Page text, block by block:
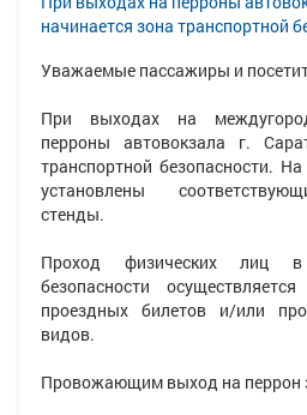
начинается зона транспортной
Уважаемые пассажиры и
При выходах на
перроны автовокзала г.
транспортной безопасности.
установлены
стенды.
Проход физических лиц в
безопасности
проездных билетов и/или
видов.
Провожающим выход на перрон